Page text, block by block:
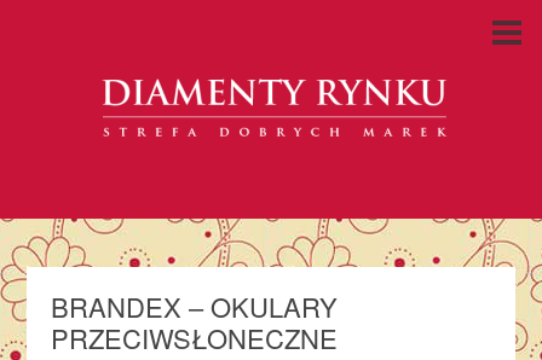
BRANDEX – OKULARY
PRZECIWSŁONECZNE